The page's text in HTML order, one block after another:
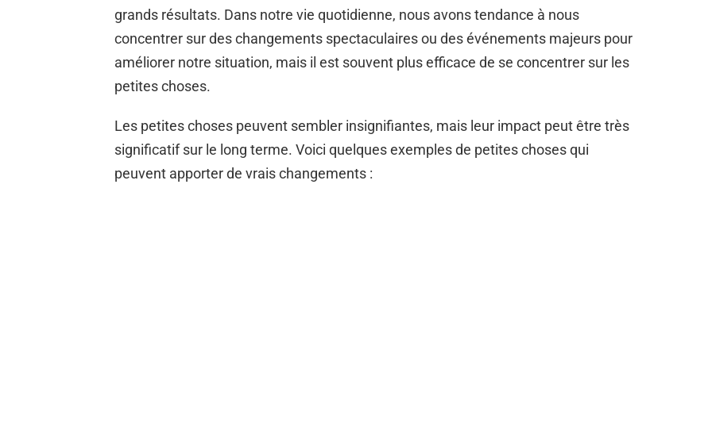
grands résultats. Dans notre vie quotidienne, nous avons tendance à nous
concentrer sur des changements spectaculaires ou des événements majeurs pour
améliorer notre situation, mais il est souvent plus efficace de se concentrer sur les
petites choses.
Les petites choses peuvent sembler insignifiantes, mais leur impact peut être très
significatif sur le long terme. Voici quelques exemples de petites choses qui
peuvent apporter de vrais changements :